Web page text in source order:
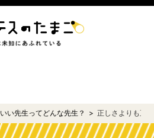
いい先生ってどんな先生？ 正しさよりも正